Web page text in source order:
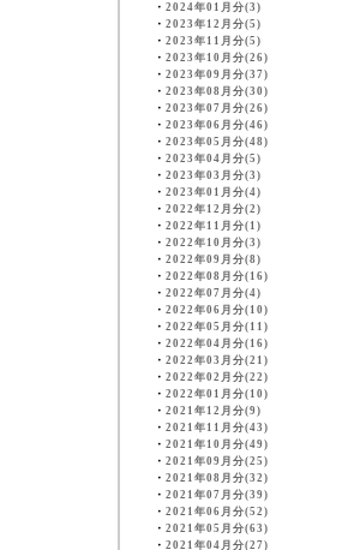
・ 2024年01月分(3)
・ 2023年12月分(5)
・ 2023年11月分(5)
・ 2023年10月分(26)
・ 2023年09月分(37)
・ 2023年08月分(30)
・ 2023年07月分(26)
・ 2023年06月分(46)
・ 2023年05月分(48)
・ 2023年04月分(5)
・ 2023年03月分(3)
・ 2023年01月分(4)
・ 2022年12月分(2)
・ 2022年11月分(1)
・ 2022年10月分(3)
・ 2022年09月分(8)
・ 2022年08月分(16)
・ 2022年07月分(4)
・ 2022年06月分(10)
・ 2022年05月分(11)
・ 2022年04月分(16)
・ 2022年03月分(21)
・ 2022年02月分(22)
・ 2022年01月分(10)
・ 2021年12月分(9)
・ 2021年11月分(43)
・ 2021年10月分(49)
・ 2021年09月分(25)
・ 2021年08月分(32)
・ 2021年07月分(39)
・ 2021年06月分(52)
・ 2021年05月分(63)
・ 2021年04月分(27)